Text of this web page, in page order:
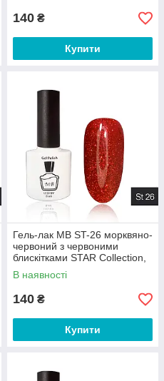
140 ₴
Купити
Гель-лак MB ST-26 морквяно-
червоний з червоними
блискітками STAR Collection,
блискітки 8 мл
В наявності
140 ₴
Купити